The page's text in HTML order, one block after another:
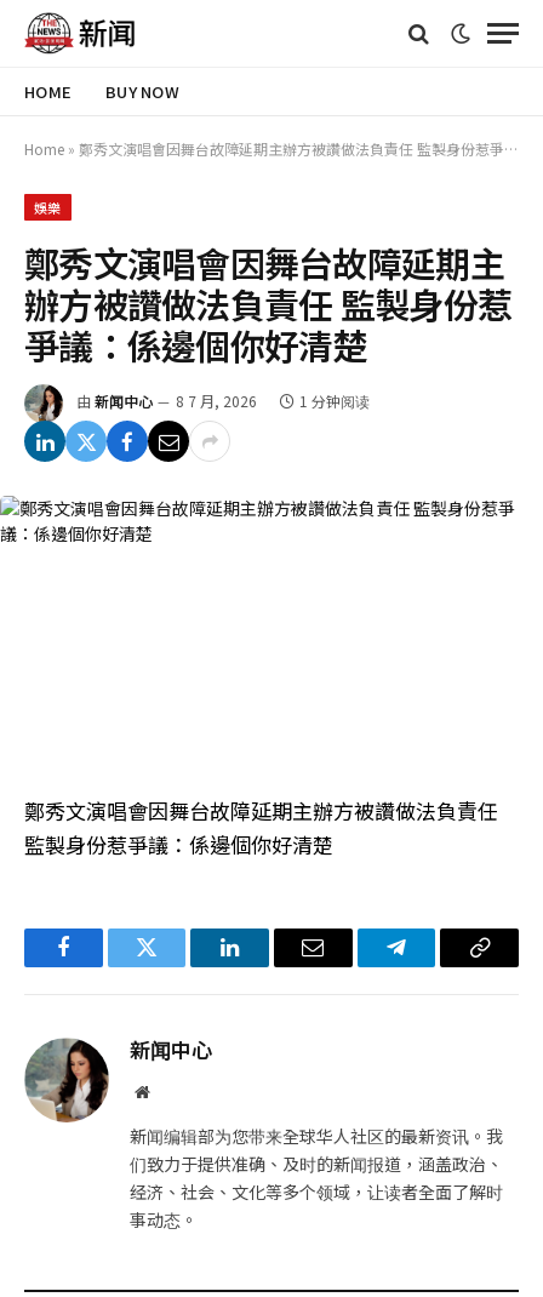
HOME BUY NOW
Home » 鄭秀文演唱會因舞台故障延期主辦方被讚做法負責任 監製身份惹爭議：係邊個你好清楚
娛樂
鄭秀文演唱會因舞台故障延期主
辦方被讚做法負責任 監製身份惹
爭議：係邊個你好清楚
由 新闻中心 8 7 月, 2026 1 分钟阅读
鄭秀文演唱會因舞台故障延期主辦方被讚做法負責任
監製身份惹爭議：係邊個你好清楚
FacebookTwitter LinkedIn电
Telegram复
新闻中心
网
新闻编辑部为您带来全球华人社区的最新资讯。我
们致力于提供准确、及时的新闻报道，涵盖政治、
经济、社会、文化等多个领域，让读者全面了解时
事动态。